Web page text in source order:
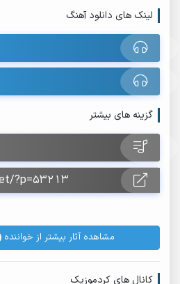
لینک های دانلود آهنگ
گزینه های بیشتر
مشاهده آثار بیشتر از خواننده
کانال های کردموزیک